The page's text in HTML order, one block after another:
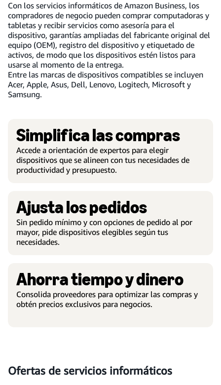
Con los servicios informáticos de Amazon Business, los
compradores de negocio pueden comprar computadoras y
tabletas y recibir servicios como asesoría para el
dispositivo, garantías ampliadas del fabricante original del
equipo (OEM), registro del dispositivo y etiquetado de
activos, de modo que los dispositivos estén listos para
usarse al momento de la entrega.
Entre las marcas de dispositivos compatibles se incluyen
Acer, Apple, Asus, Dell, Lenovo, Logitech, Microsoft y
Samsung.
Simplifica las compras
Accede a orientación de expertos para elegir
dispositivos que se alineen con tus necesidades de
productividad y presupuesto.
Ajusta los pedidos
Sin pedido mínimo y con opciones de pedido al por
mayor, pide dispositivos elegibles según tus
necesidades.
Ahorra tiempo y dinero
Consolida proveedores para optimizar las compras y
obtén precios exclusivos para negocios.
Ofertas de servicios informáticos